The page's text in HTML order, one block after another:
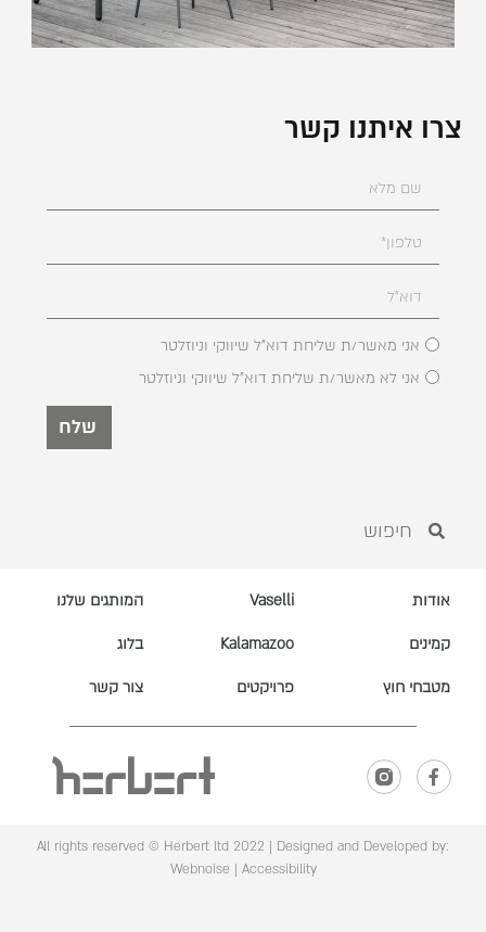
צרו איתנו קשר
אני מאשר/ת שליחת דוא"ל שיווקי וניוזלטר
אני לא מאשר/ת שליחת דוא"ל שיווקי וניוזלטר
שלח
אודות
קמינים
מטבחי חוץ
Vaselli
Kalamazoo
פרויקטים
המותגים שלנו
בלוג
צור קשר
All rights reserved © Herbert ltd 2022 | Designed and Developed by:
Webnoise | Accessibility